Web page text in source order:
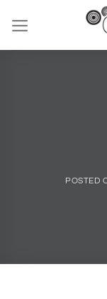
content
POSTED